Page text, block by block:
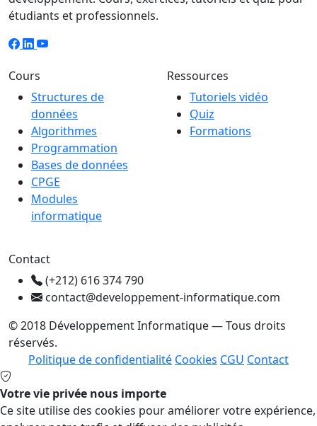
étudiants et professionnels.
Cours
Structures de
données
Algorithmes
Programmation
Bases de données
CPGE
Modules
informatique
Ressources
Tutoriels vidéo
Quiz
Formations
Contact
(+212) 616 374 790
contact@developpement-informatique.com
© 2018 Développement Informatique — Tous droits
réservés.
Politique de confidentialité Cookies CGU Contact
Votre vie privée nous importe
Ce site utilise des cookies pour améliorer votre expérience,